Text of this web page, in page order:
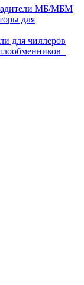
МБ/МБМ
для
для чиллеров